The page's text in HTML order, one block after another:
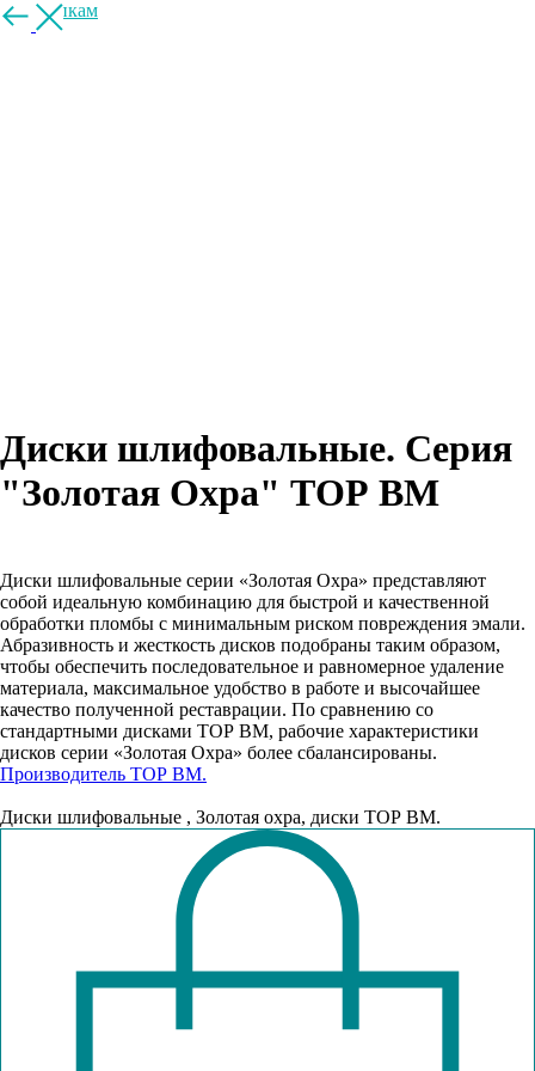
К покупкам
Диски шлифовальные. Серия
"Золотая Охра" ТОР ВМ
Диски шлифовальные серии «Золотая Охра» представляют
собой идеальную комбинацию для быстрой и качественной
обработки пломбы с минимальным риском повреждения эмали.
Абразивность и жесткость дисков подобраны таким образом,
чтобы обеспечить последовательное и равномерное удаление
материала, максимальное удобство в работе и высочайшее
качество полученной реставрации. По сравнению со
стандартными дисками ТОР ВМ, рабочие характеристики
дисков серии «Золотая Охра» более сбалансированы.
Производитель ТОР ВМ.
Диски шлифовальные , Золотая охра, диски ТОР ВМ.